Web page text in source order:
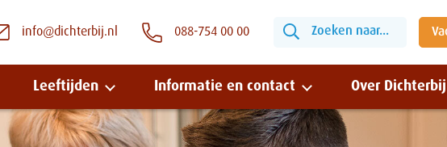
info@dichterbij.nl 088-754 00 00 Zoeken naar...
Leeftijden Informatie en contact Over Dichterbij